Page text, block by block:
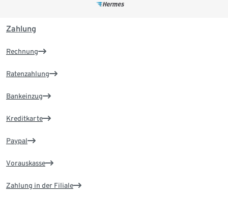
Zahlung
Rechnung
Ratenzahlung
Bankeinzug
Kreditkarte
Paypal
Vorauskasse
Zahlung in der Filiale